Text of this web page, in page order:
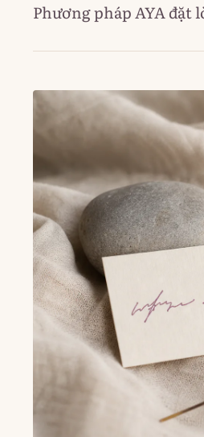
Phương pháp AYA